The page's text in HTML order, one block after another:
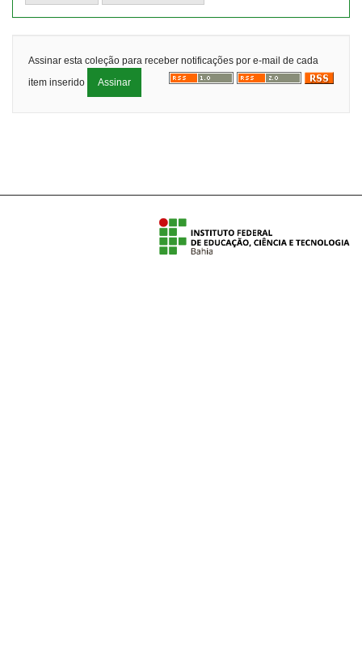
Assinar esta coleção para receber notificações por e-mail de cada
item inserido